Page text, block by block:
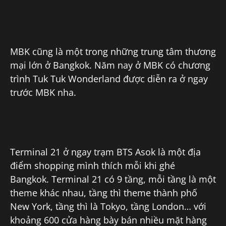
MBK cũng là một trong những trung tâm thương
mại lớn ở Bangkok. Năm nay ở MBK có chương
trình Tuk Tuk Wonderland được diễn ra ở ngay
trước MBK nha.
Terminal 21 ở ngay trạm BTS Asok là một địa
điểm shopping mình thích mỗi khi ghé
Bangkok. Terminal 21 có 9 tầng, mỗi tầng là một
theme khác nhau, tầng thì theme thành phố
New York, tầng thì là Tokyo, tầng London… với
khoảng 600 cửa hàng bày bán nhiều mặt hàng